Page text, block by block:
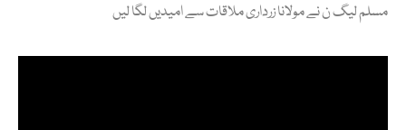
مسلم لیگ ن نے مولانا زرداری ملاقات سے امیدیں لگا لیں